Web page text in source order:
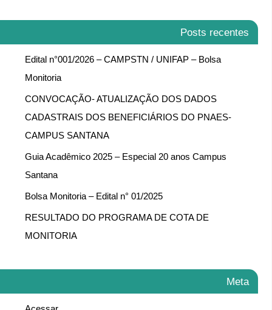
Posts recentes
Edital n°001/2026 – CAMPSTN / UNIFAP – Bolsa
Monitoria
CONVOCAÇÃO- ATUALIZAÇÃO DOS DADOS
CADASTRAIS DOS BENEFICIÁRIOS DO PNAES-
CAMPUS SANTANA
Guia Acadêmico 2025 – Especial 20 anos Campus
Santana
Bolsa Monitoria – Edital n° 01/2025
RESULTADO DO PROGRAMA DE COTA DE
MONITORIA
Meta